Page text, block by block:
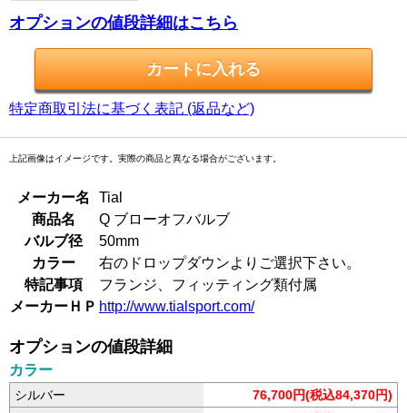
オプションの値段詳細はこちら
特定商取引法に基づく表記 (返品など)
上記画像はイメージです。実際の商品と異なる場合がございます。
メーカー名
Tial
商品名
Q ブローオフバルブ
バルブ径
50mm
カラー
右のドロップダウンよりご選択下さい。
特記事項
フランジ、フィッティング類付属
メーカーＨＰ http://www.tialsport.com/
オプションの値段詳細
カラー
シルバー
76,700円(税込84,370円)